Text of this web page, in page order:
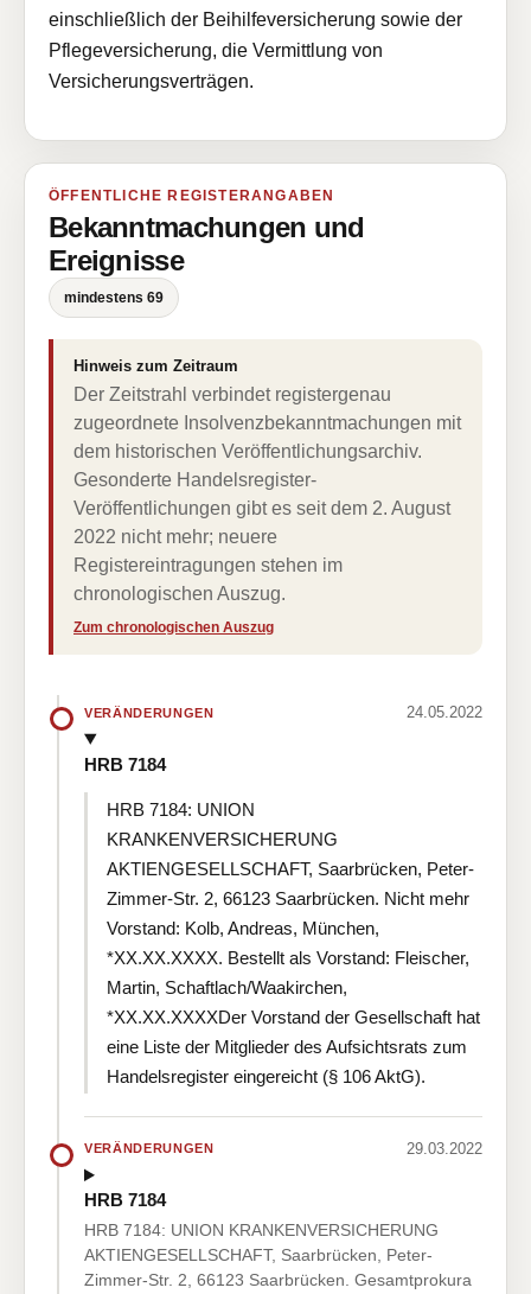
einschließlich der Beihilfeversicherung sowie der
Pflegeversicherung, die Vermittlung von
Versicherungsverträgen.
ÖFFENTLICHE REGISTERANGABEN
Bekanntmachungen und
Ereignisse
mindestens 69
Hinweis zum Zeitraum
Der Zeitstrahl verbindet registergenau
zugeordnete Insolvenzbekanntmachungen mit
dem historischen Veröffentlichungsarchiv.
Gesonderte Handelsregister-
Veröffentlichungen gibt es seit dem 2. August
2022 nicht mehr; neuere
Registereintragungen stehen im
chronologischen Auszug.
Zum chronologischen Auszug
VERÄNDERUNGEN 24.05.2022
HRB 7184
HRB 7184: UNION
KRANKENVERSICHERUNG
AKTIENGESELLSCHAFT, Saarbrücken, Peter-
Zimmer-Str. 2, 66123 Saarbrücken. Nicht mehr
Vorstand: Kolb, Andreas, München,
*XX.XX.XXXX. Bestellt als Vorstand: Fleischer,
Martin, Schaftlach/Waakirchen,
*XX.XX.XXXXDer Vorstand der Gesellschaft hat
eine Liste der Mitglieder des Aufsichtsrats zum
Handelsregister eingereicht (§ 106 AktG).
VERÄNDERUNGEN 29.03.2022
HRB 7184
HRB 7184: UNION KRANKENVERSICHERUNG
AKTIENGESELLSCHAFT, Saarbrücken, Peter-
Zimmer-Str. 2, 66123 Saarbrücken. Gesamtprokura